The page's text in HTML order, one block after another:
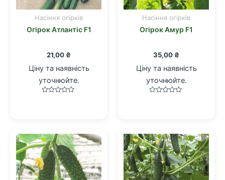
Насіння огірків
Огірок Атлантіс F1
21,00 ₴
Ціну та наявність
уточнюйте.
Насіння огірків
Огірок Амур F1
35,00 ₴
Ціну та наявність
уточнюйте.